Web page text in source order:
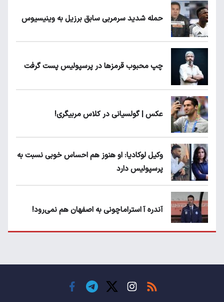
حمله شدید سرمربی سابق برزیل به وینیسیوس
چپ محبوب قرمزها در پرسپولیس پست گرفت
عکس | گولسیانی در کلاس مربیگری!
وکیل لوکادیا: او هنوز هم احساس خوبی نسبت به
پرسپولیس دارد
آندره آ استراماچونی به اصفهان هم نمی‌رود!
حسن روی هوا!